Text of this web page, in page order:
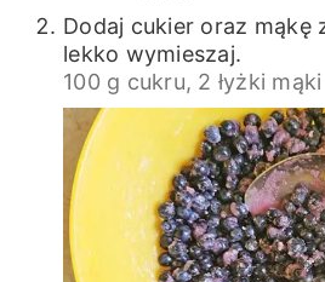
Dodaj cukier oraz mąkę
lekko wymieszaj.
100 g cukru, 2 łyżki